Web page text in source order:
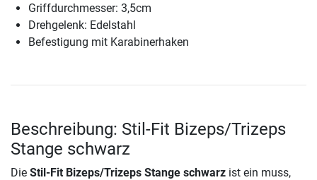
Griffdurchmesser: 3,5cm
Drehgelenk: Edelstahl
Befestigung mit Karabinerhaken
Beschreibung: Stil-Fit Bizeps/Trizeps
Stange schwarz
Die Stil-Fit Bizeps/Trizeps Stange schwarz ist ein muss,